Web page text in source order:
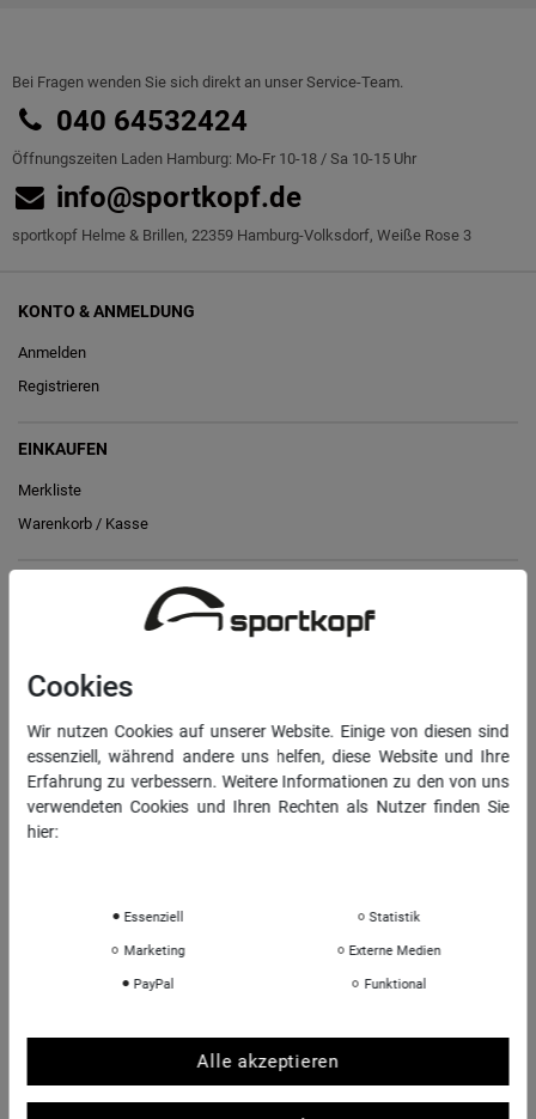
Bei Fragen wenden Sie sich direkt an unser Service-Team.
040 64532424
Öffnungszeiten Laden Hamburg: Mo-Fr 10-18 / Sa 10-15 Uhr
info@sportkopf.de
sportkopf Helme & Brillen, 22359 Hamburg-Volksdorf, Weiße Rose 3
KONTO & ANMELDUNG
Anmelden
Registrieren
EINKAUFEN
Merkliste
Warenkorb / Kasse
Vertrag widerrufen
Daten­schutz­erklärung
AGB
Impressum
Sportkopf Hamburg
Rücksendungen FAQ
Cookies
Wir nutzen Cookies auf unserer Website. Einige von diesen sind
essenziell, während andere uns helfen, diese Website und Ihre
Erfahrung zu verbessern. Weitere Informationen zu den von uns
verwendeten Cookies und Ihren Rechten als Nutzer finden Sie
hier:
Essenziell Statistik
Marketing Externe Medien
PayPal Funktional
Alle akzeptieren